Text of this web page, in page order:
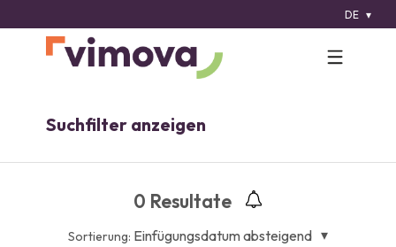
DE
Suchfilter anzeigen
0 Resultate
Sortierung: Einfügungsdatum absteigend